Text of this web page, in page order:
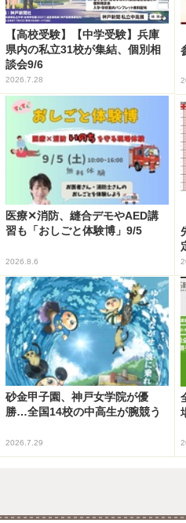
【高校受験】【中学受験】兵庫
県内の私立31校が集結、個別相
談会9/6
2026.7.28
医療✕消防、縫合デモやAED講
習も「おしごと体験博」9/5
2026.8.6
砂金甲子園、神戸女学院が優
勝…全国14校の中高生が腕競う
2026.7.29